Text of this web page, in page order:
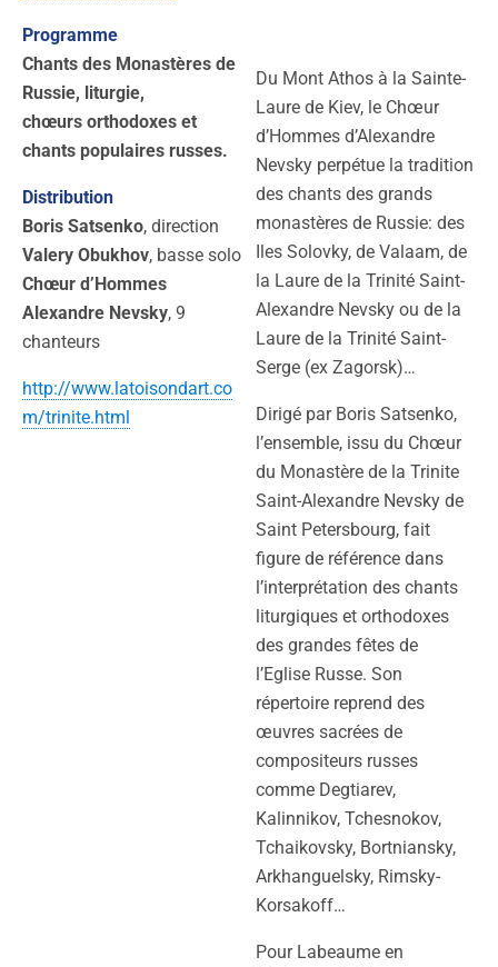
Programme
Chants des Monastères de
Russie, liturgie,
chœurs orthodoxes et
chants populaires russes.
Distribution
Boris Satsenko, direction
Valery Obukhov, basse solo
Chœur d’Hommes
Alexandre Nevsky, 9
chanteurs
http://www.latoisondart.co
m/trinite.html
Du Mont Athos à la Sainte-
Laure de Kiev, le Chœur
d’Hommes d’Alexandre
Nevsky perpétue la tradition
des chants des grands
monastères de Russie: des
Iles Solovky, de Valaam, de
la Laure de la Trinité Saint-
Alexandre Nevsky ou de la
Laure de la Trinité Saint-
Serge (ex Zagorsk)…
Dirigé par Boris Satsenko,
l’ensemble, issu du Chœur
du Monastère de la Trinite
Saint-Alexandre Nevsky de
Saint Petersbourg, fait
figure de référence dans
l’interprétation des chants
liturgiques et orthodoxes
des grandes fêtes de
l’Eglise Russe. Son
répertoire reprend des
œuvres sacrées de
compositeurs russes
comme Degtiarev,
Kalinnikov, Tchesnokov,
Tchaikovsky, Bortniansky,
Arkhanguelsky, Rimsky-
Korsakoff…
Pour Labeaume en